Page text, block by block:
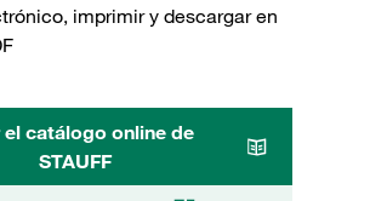
imprimir y descargar en
catálogo online de
STAUFF